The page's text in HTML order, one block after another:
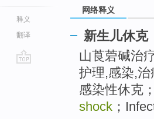
释义
翻译
网络释义
新生儿休克
山莨菪碱治
护理,感染,
感染性休克
shock ；